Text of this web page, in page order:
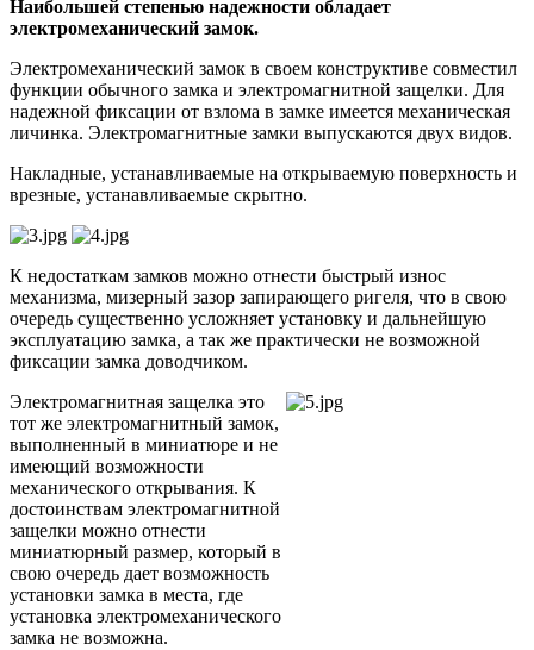
Наибольшей степенью надежности обладает
электромеханический замок.
Электромеханический замок в своем конструктиве совместил
функции обычного замка и электромагнитной защелки. Для
надежной фиксации от взлома в замке имеется механическая
личинка. Электромагнитные замки выпускаются двух видов.
Накладные, устанавливаемые на открываемую поверхность и
врезные, устанавливаемые скрытно.
К недостаткам замков можно отнести быстрый износ
механизма, мизерный зазор запирающего ригеля, что в свою
очередь существенно усложняет установку и дальнейшую
эксплуатацию замка, а так же практически не возможной
фиксации замка доводчиком.
Электромагнитная защелка это
тот же электромагнитный замок,
выполненный в миниатюре и не
имеющий возможности
механического открывания. К
достоинствам электромагнитной
защелки можно отнести
миниатюрный размер, который в
свою очередь дает возможность
установки замка в места, где
установка электромеханического
замка не возможна.